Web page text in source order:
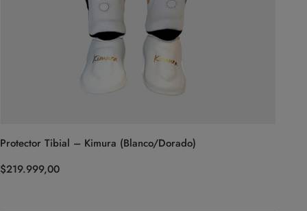
Protector Tibial – Kimura (Blanco/Dorado)
$219.999,00